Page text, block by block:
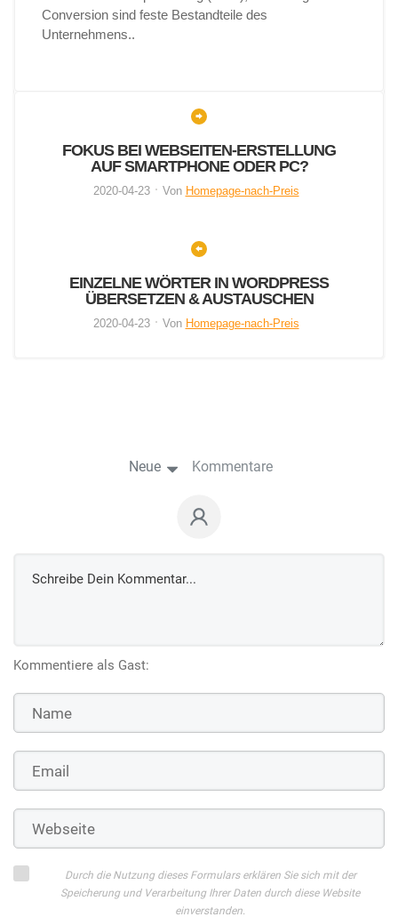
Conversion sind feste Bestandteile des
Unternehmens..
FOKUS BEI WEBSEITEN-ERSTELLUNG
AUF SMARTPHONE ODER PC?
2020-04-23 Von Homepage-nach-Preis
EINZELNE WÖRTER IN WORDPRESS
ÜBERSETZEN & AUSTAUSCHEN
2020-04-23 Von Homepage-nach-Preis
Neue Kommentare
Kommentiere als Gast:
Durch die Nutzung dieses Formulars erklären Sie sich mit der
Speicherung und Verarbeitung Ihrer Daten durch diese Website
einverstanden.